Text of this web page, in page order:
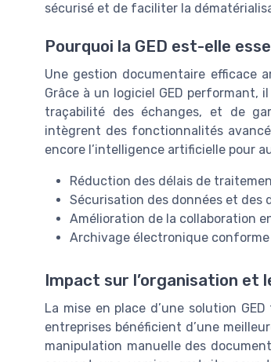
sécurisé et de faciliter la
Pourquoi la GED est-elle
Une gestion documentaire efficace
Grâce à un logiciel GED performant,
traçabilité des échanges, et de
intègrent des fonctionnalités
encore l’intelligence artificielle pour
Réduction des délais de
Sécurisation des données et des
Amélioration de la collaboration
Archivage électronique
Impact sur l’organisation et
La mise en place d’une solution
entreprises bénéficient d’une
manipulation manuelle des